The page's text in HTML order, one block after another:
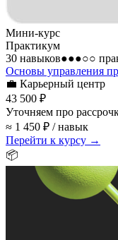
Мини-курс
Практикум
30 навыков●●●○○
Основы управления
💼 Карьерный центр
43 500 ₽
Уточняем про
≈ 1 450 ₽ / навык
Перейти к курсу →
📦